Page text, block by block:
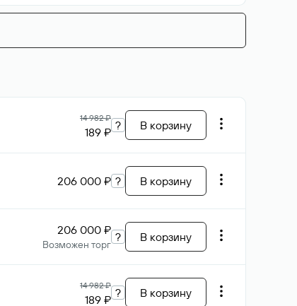
14 982 ₽
189 ₽ ? В корзину
206 000 ₽ ? В корзину
206 000 ₽
Возможен торг
? В корзину
14 982 ₽
189 ₽ ? В корзину